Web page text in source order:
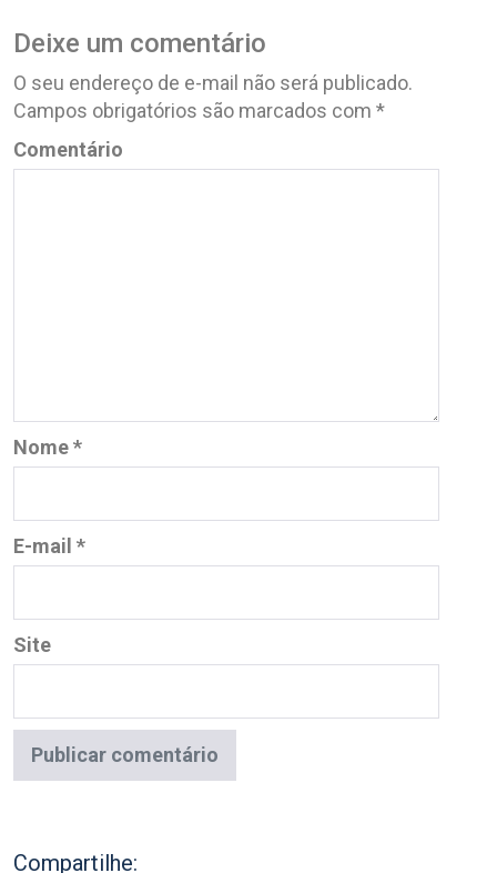
Deixe um comentário
O seu endereço de e-mail não será publicado.
Campos obrigatórios são marcados com *
Comentário
Nome*
E-mail *
Site
Compartilhe: